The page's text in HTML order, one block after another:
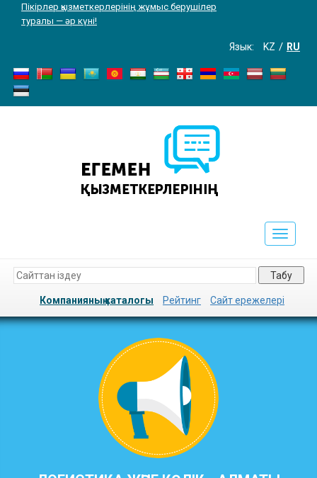
Пікірлер қызметкерлерінің жұмыс берушілер
туралы — әр күні!
Язык: KZ RU
Toggle
Табу
Компанияның каталогы Рейтинг Сайт ережелері